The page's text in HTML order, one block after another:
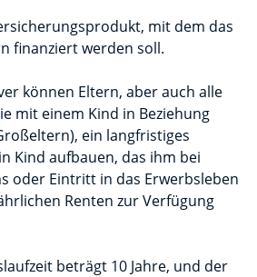
mit dem das
finanziert werden soll.
können Eltern, aber auch alle
mit einem Kind in Beziehung
ein langfristiges
Kind aufbauen, das ihm bei
oder Eintritt in das Erwerbsleben
Renten zur Verfügung
beträgt 10 Jahre, und der